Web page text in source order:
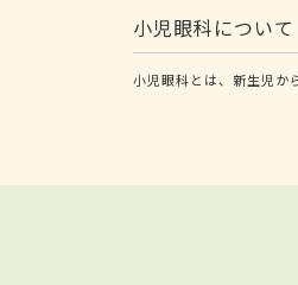
小児眼科について
小児眼科とは、新生児か